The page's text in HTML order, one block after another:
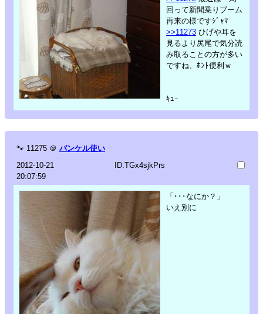
回って新聞乗りブーム
再来の様ですｼﾞｬﾏ
>>11273 ひげや耳を
見るより尻尾で気分読
み取ることの方が多い
ですね、ﾎﾝﾄ便利ｗ
ｷｭｰ
🐾 11275 ＠ バンケル使い
2012-10-21
20:07:59
ID:TGx4sjkPrs
「･･･なにか？」
いえ別に